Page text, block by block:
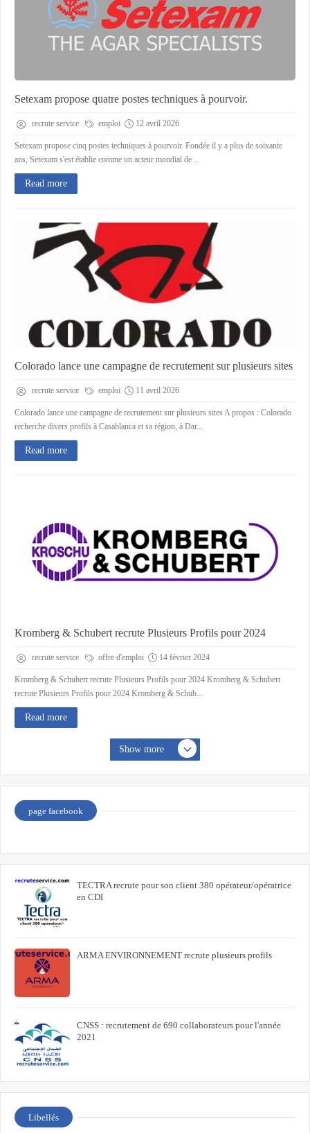
Setexam propose quatre postes techniques à pourvoir.
recrute service emploi 12 avril 2026
Setexam propose cinq postes techniques à pourvoir. Fondée il y a plus de soixante
ans, Setexam s'est établie comme un acteur mondial de ...
Read more
Colorado lance une campagne de recrutement sur plusieurs sites
recrute service emploi 11 avril 2026
Colorado lance une campagne de recrutement sur plusieurs sites A propos : Colorado
recherche divers profils à Casablanca et sa région, à Dar...
Read more
Kromberg & Schubert recrute Plusieurs Profils pour 2024
recrute service offre d'emploi 14 février 2024
Kromberg & Schubert recrute Plusieurs Profils pour 2024 Kromberg & Schubert
recrute Plusieurs Profils pour 2024 Kromberg & Schub...
Read more
Show more
page facebook
TECTRA recrute pour son client 380 opérateur/opératrice
en CDI
ARMA ENVIRONNEMENT recrute plusieurs profils
CNSS : recrutement de 690 collaborateurs pour l'année
2021
Libellés